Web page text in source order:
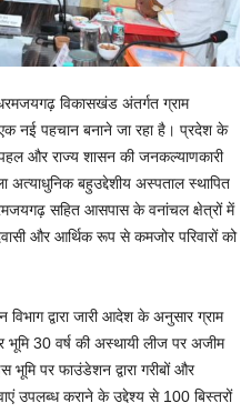
विकासखंड अंतर्गत ग्राम
नई पहचान बनाने जा रहा है। प्रदेश के
और राज्य शासन की जनकल्याणकारी
अत्याधुनिक बहुउद्देशीय अस्पताल स्थापित
सहित आसपास के वनांचल क्षेत्रों में
और आर्थिक रूप से कमजोर परिवारों को
द्वारा जारी आदेश के अनुसार ग्राम
30 वर्ष की अस्थायी लीज पर अजीम
पर फाउंडेशन द्वारा गरीबों और
उपलब्ध कराने के उद्देश्य से 100 बिस्तरों